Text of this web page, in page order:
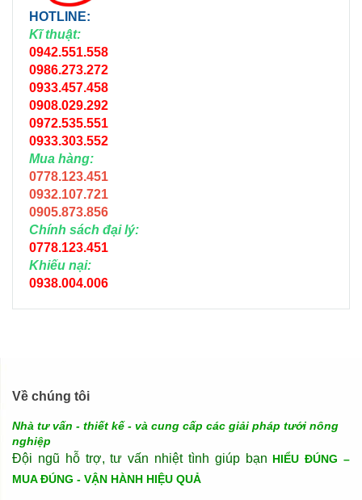
HOTLINE:
Kĩ thuật:
0942.551.558
0986.273.272
0933.457.458
0908.029.292
0972.535.551
0933.303.552
Mua hàng:
0778.123.451
0932.107.721
0905.873.856
Chính sách đại lý:
0778.123.451
Khiếu nại:
0938.004.006
Về chúng tôi
Nhà tư vấn - thiết kế - và cung cấp các giải pháp tưới nông
nghiệp
Đội ngũ hỗ trợ, tư vấn nhiệt tình giúp bạn HIỂU ĐÚNG –
MUA ĐÚNG - VẬN HÀNH HIỆU QUẢ